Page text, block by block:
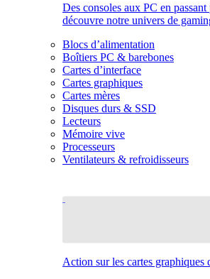
Des consoles aux PC en
découvre notre univers de
Blocs d’alimentation
Boîtiers PC & barebones
Cartes d’interface
Cartes graphiques
Cartes mères
Disques durs & SSD
Lecteurs
Mémoire vive
Processeurs
Ventilateurs & refroidisseurs
Action sur les cartes graphiques